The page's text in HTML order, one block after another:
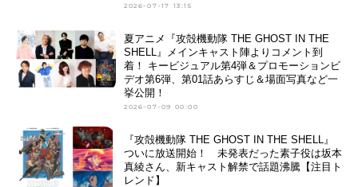
2026-07-17 13:15
夏アニメ『攻殻機動隊 THE GHOST IN THE
SHELL』メインキャスト陣よりコメント到
着！ キービジュアル第4弾＆プロモーションビ
デオ第6弾、第01話あらすじ＆場面写真など一
挙公開！
2026-07-09 00:00
『攻殻機動隊 THE GHOST IN THE SHELL』
ついに放送開始！ 未発表だった素子役は坂本
真綾さん、新キャスト解禁で話題沸騰【注目ト
レンド】